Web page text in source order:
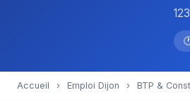
Accueil › Emploi Dijon › BTP &